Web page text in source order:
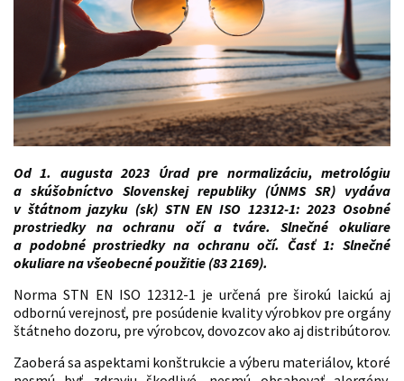
Od 1. augusta 2023 Úrad pre normalizáciu, metrológiu
a skúšobníctvo Slovenskej republiky (ÚNMS SR) vydáva
v štátnom jazyku (sk) STN EN ISO 12312-1: 2023 Osobné
prostriedky na ochranu očí a tváre. Slnečné okuliare
a podobné prostriedky na ochranu očí. Časť 1: Slnečné
okuliare na všeobecné použitie (83 2169).
Norma STN EN ISO 12312-1 je určená pre širokú laickú aj
odbornú verejnosť, pre posúdenie kvality výrobkov pre orgány
štátneho dozoru, pre výrobcov, dovozcov ako aj distribútorov.
Zaoberá sa aspektami konštrukcie a výberu materiálov, ktoré